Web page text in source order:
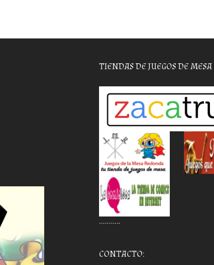
TIENDAS DE JUEGOS DE MESA
………..
CONTACTO: